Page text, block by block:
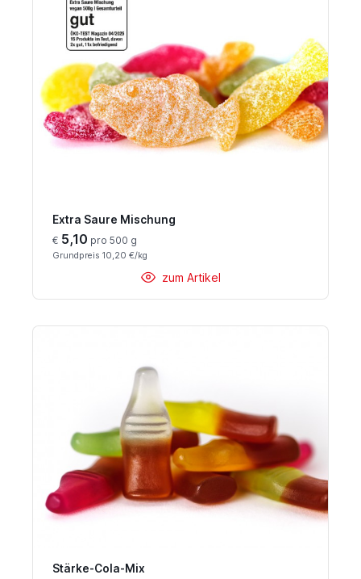
Extra Saure Mischung
€ 5,10 pro 500 g
Grundpreis 10,20 €/kg
zum Artikel
Stärke-Cola-Mix